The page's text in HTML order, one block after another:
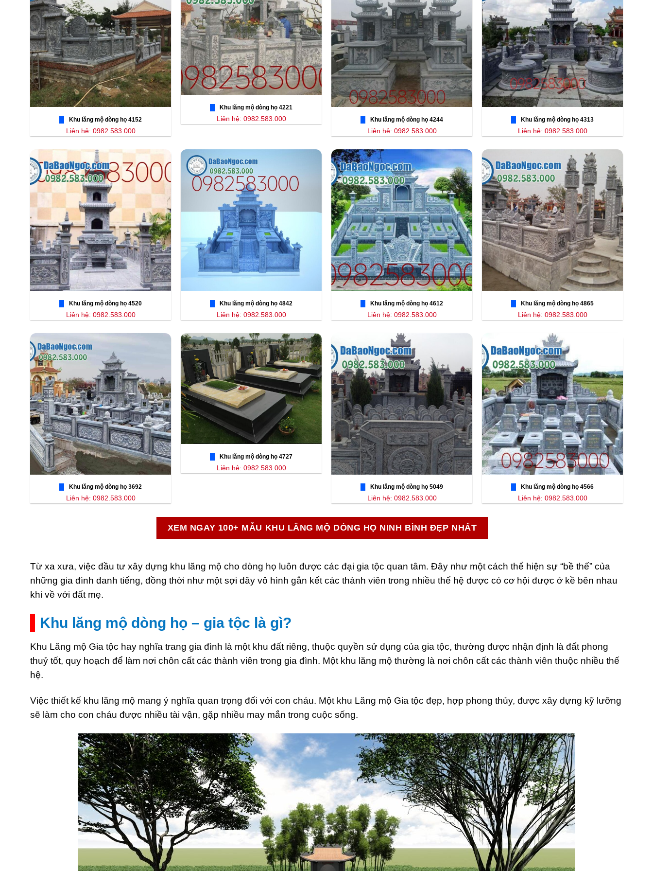
Khu lăng mộ dòng họ 4152
Liên hệ: 0982.583.000
Khu lăng mộ dòng họ 4221
Liên hệ: 0982.583.000 Khu lăng mộ dòng họ 4244
Liên hệ: 0982.583.000
Khu lăng mộ dòng họ 4313
Liên hệ: 0982.583.000
Khu lăng mộ dòng họ 4520
Liên hệ: 0982.583.000
Khu lăng mộ dòng họ 4842
Liên hệ: 0982.583.000
Khu lăng mộ dòng họ 4612
Liên hệ: 0982.583.000
Khu lăng mộ dòng họ 4865
Liên hệ: 0982.583.000
Khu lăng mộ dòng họ 3692
Liên hệ: 0982.583.000
Khu lăng mộ dòng họ 4727
Liên hệ: 0982.583.000
Khu lăng mộ dòng họ 5049
Liên hệ: 0982.583.000
Khu lăng mộ dòng họ 4566
Liên hệ: 0982.583.000
XEM NGAY 100+ MẪU KHU LĂNG MỘ DÒNG HỌ NINH BÌNH ĐẸP NHẤT
Từ xa xưa, việc đầu tư xây dựng khu lăng mộ cho dòng họ luôn được các đại gia tộc quan tâm. Đây như một cách thể hiện sự “bề thế” của
những gia đình danh tiếng, đồng thời như một sợi dây vô hình gắn kết các thành viên trong nhiều thế hệ được có cơ hội được ở kề bên nhau
khi về với đất mẹ.
Khu lăng mộ dòng họ – gia tộc là gì?
Khu Lăng mộ Gia tộc hay nghĩa trang gia đình là một khu đất riêng, thuộc quyền sử dụng của gia tộc, thường được nhận định là đất phong
thuỷ tốt, quy hoạch để làm nơi chôn cất các thành viên trong gia đình. Một khu lăng mộ thường là nơi chôn cất các thành viên thuộc nhiều thế
hệ.
Việc thiết kế khu lăng mộ mang ý nghĩa quan trọng đối với con cháu. Một khu Lăng mộ Gia tộc đẹp, hợp phong thủy, được xây dựng kỹ lưỡng
sẽ làm cho con cháu được nhiều tài vận, gặp nhiều may mắn trong cuộc sống.